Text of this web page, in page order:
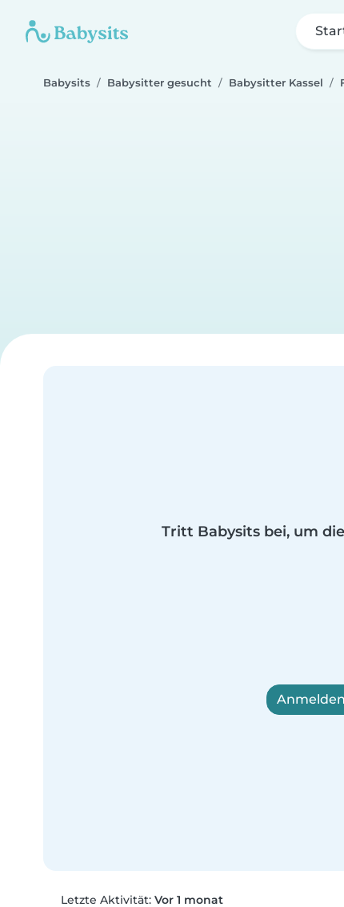
Babysits Babysitter gesucht Babysitter Kassel
Tritt Babysits bei, um
Letzte Aktivität: Vor 1 monat